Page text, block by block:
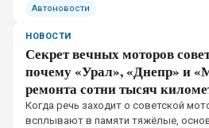
такую замену решил сделать
Автоновости
НОВОСТИ
Секрет вечных моторов
почему «Урал», «Днепр» и
ремонта сотни тысяч
Когда речь заходит о советской
всплывают в памяти тяжёлые,